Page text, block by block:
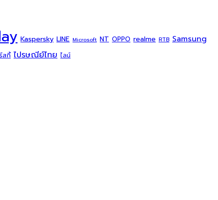
Kaspersky LINE Microsoft NT OPPO realme RTB Samsung
สกี้ ไปรษณีย์ไทย ไลน์